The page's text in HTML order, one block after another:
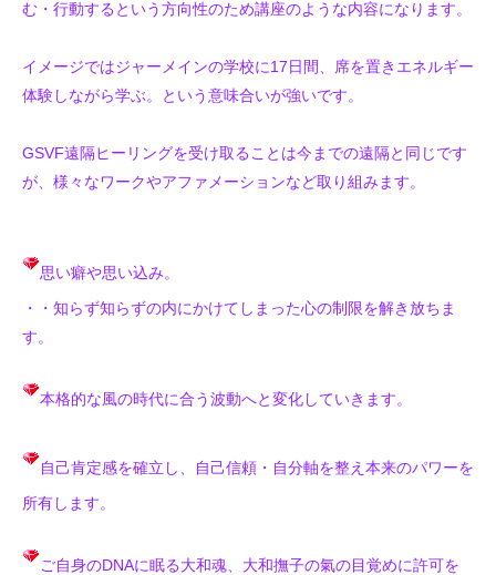
む・行動するという方向性のため講座のような内容になります。
イメージではジャーメインの学校に17日間、席を置きエネルギー
体験しながら学ぶ。という意味合いが強いです。
GSVF遠隔ヒーリングを受け取ることは今までの遠隔と同じです
が、様々なワークやアファメーションなど取り組みます。
思い癖や思い込み。
・・知らず知らずの内にかけてしまった心の制限を解き放ちま
す。
本格的な風の時代に合う波動へと変化していきます。
自己肯定感を確立し、自己信頼・自分軸を整え本来のパワーを
所有します。
ご自身のDNAに眠る大和魂、大和撫子の氣の目覚めに許可を